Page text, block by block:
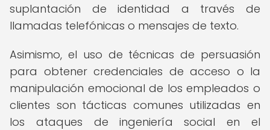
suplantación de identidad a través de
llamadas telefónicas o mensajes de texto.
Asimismo, el uso de técnicas de persuasión
para obtener credenciales de acceso o la
manipulación emocional de los empleados o
clientes son tácticas comunes utilizadas en
los ataques de ingeniería social en el